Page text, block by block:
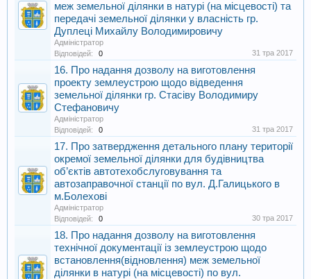
меж земельної ділянки в натурі (на місцевості) та
передачі земельної ділянки у власність гр.
Дуплеці Михайлу Володимировичу
Адміністратор
Відповідей:
0 31 тра 2017
16. Про надання дозволу на виготовлення
проекту землеустрою щодо відведення
земельної ділянки гр. Стасіву Володимиру
Стефановичу
Адміністратор
Відповідей:
0 31 тра 2017
17. Про затвердження детального плану території
окремої земельної ділянки для будівництва
об’єктів автотехобслуговування та
автозаправочної станції по вул. Д.Галицького в
м.Болехові
Адміністратор
Відповідей:
0 30 тра 2017
18. Про надання дозволу на виготовлення
технічної документації із землеустрою щодо
встановлення(відновлення) меж земельної
ділянки в натурі (на місцевості) по вул.